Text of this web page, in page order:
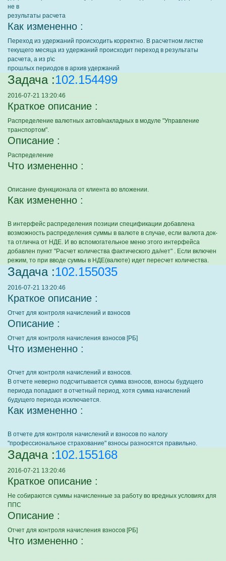
не в
результаты расчета
Как измененно :
Переход из удержаний происходить корректно. В расчетном листке
текущего месяца из удержаний происходит переход в результаты
расчета, а из р\с
прошлых периодов в архив удержаний
Задача :102.154499
2016-07-21 13:20:46
Краткое описание :
Распределение валютных актов/накладных в модуле "Управление
транспортом".
Описание :
Распределение
Что измененно :
Описание функционала от клиента во вложении.
Как измененно :
В интерфейс распределения позиции спецификации добавлена
возможность распределения суммы в валюте в случае, если валюта док-
та отлична от НДЕ. И во вспомогательное меню этого интерфейса
добавлен пункт "Расчет количества фактического да/нет" . Если включен
режим, то при вводе суммы в НДЕ(валюте) идет пересчет количества.
Задача :102.155035
2016-07-21 13:20:46
Краткое описание :
Отчет для контроля начислений и взносов
Описание :
Отчет для контроля начисления взносов [РБ]
Что измененно :
Отчет для контроля начислений и взносов.
В отчете неверно подсчитывается сумма взносов, взносы будущего
периода попадают в отчетный период, хотя сумма начислений
будущего периода исключается.
Как измененно :
В отчете для контроля начислений и взносов по налогу
"профессиональное страхование" взносы разносятся правильно.
Задача :102.155168
2016-07-21 13:20:46
Краткое описание :
Не собираются суммы начисленные за работу во вредных условиях для
ППС
Описание :
Отчет для контроля начисления взносов [РБ]
Что измененно :